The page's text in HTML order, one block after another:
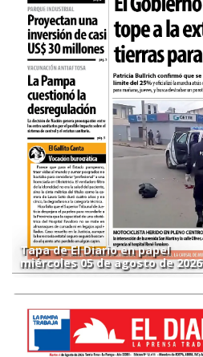
Tapa de El Diario en papel
miércoles 05 de agosto de 2026